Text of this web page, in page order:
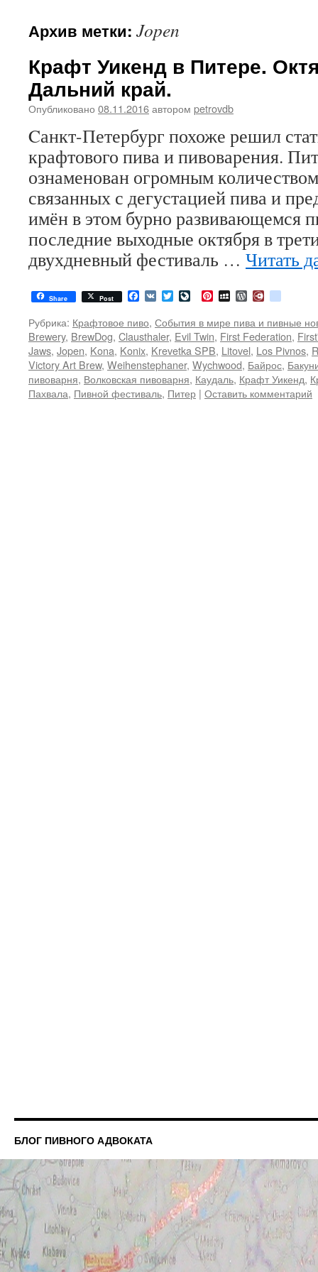
Архив метки: Jopen
Крафт Уикенд в Питере.
Дальний край.
Опубликовано 08.11.2016автором petrovdb
Cанкт-Петербург похоже решил
крафтового пива и пивоварения.
ознаменован огромным
связанных с дегустацией пива и
имён в этом бурно развивающемся
последние выходные октября в
двухдневный фестиваль … Читать
Share Post Facebook
VK TwitterLiveJournal
PinterestMySpaceWordPress
Diary.Ru
Рубрика: Крафтовое пиво, События в мире пива и пивные
Brewery, BrewDog, Clausthaler, Evil Twin, First Federation,
Jaws, Jopen, Kona, Konix, Krevetka SPB, Litovel, Los Pivnos,
Victory Art Brew, Weihenstephaner, Wychwood, Байрос,
пивоварня, Волковская пивоварня, Каудаль, Крафт Уикенд,
Пахвала, Пивной фестиваль, Питер | Оставить комментарий
БЛОГ ПИВНОГО АДВОКАТА